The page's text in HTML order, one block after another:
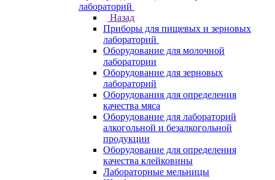
лабораторий
Назад
Приборы для пищевых и зерновых
лабораторий
Оборудование для молочной
лаборатории
Оборудование для зерновых
лабораторий
Оборудования для определения
качества мяса
Оборудование для лабораторий
алкогольной и безалкогольной
продукции
Оборудование для определения
качества клейковины
Лабораторные мельницы